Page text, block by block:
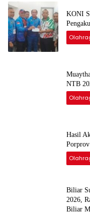
KONI
NTB
Hasil
Biliar
2026,
Biliar